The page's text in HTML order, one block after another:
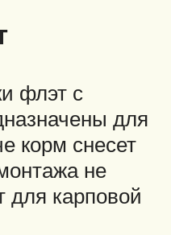
флэт с
для
корм снесет
не
для карповой